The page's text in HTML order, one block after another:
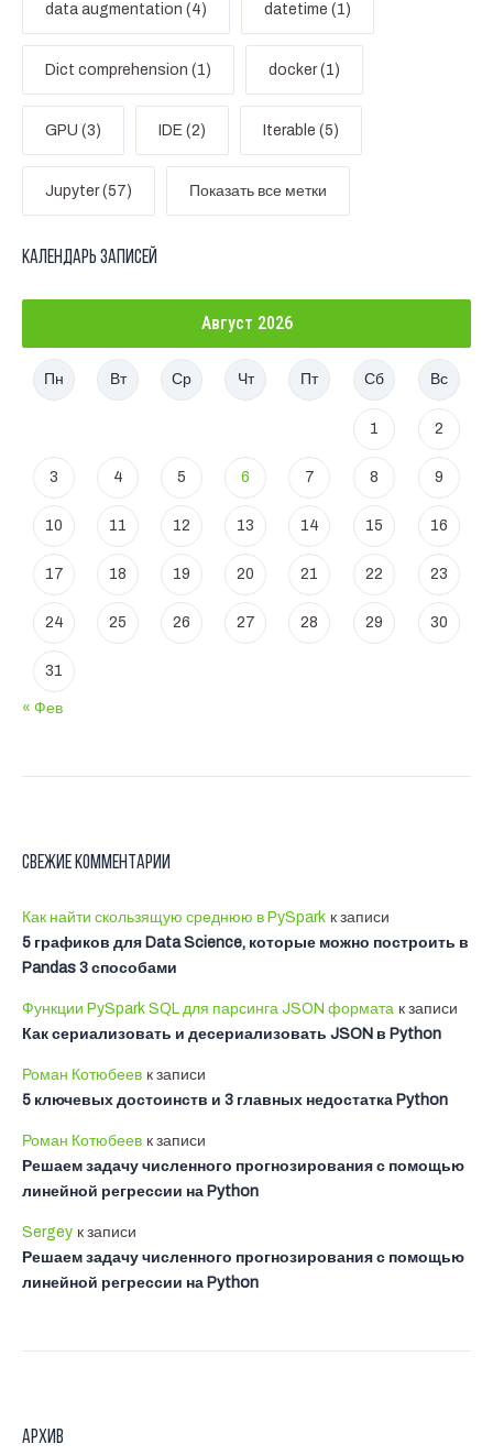
data augmentation (4) datetime (1)
Dict comprehension (1) docker (1)
GPU (3) IDE (2) Iterable (5)
Jupyter (57) Показать все метки
Календарь записей
Август 2026
Пн Вт Ср Чт Пт Сб Вс
1 2
3 4 5 6 7 8 9
10 11 12 13 14 15 16
17 18 19 20 21 22 23
24 25 26 27 28 29 30
31
« Фев
Свежие комментарии
Как найти скользящую среднюю в PySpark к записи
5 графиков для Data Science, которые можно построить в
Pandas 3 способами
Функции PySpark SQL для парсинга JSON формата к записи
Как сериализовать и десериализовать JSON в Python
Роман Котюбеев к записи
5 ключевых достоинств и 3 главных недостатка Python
Роман Котюбеев к записи
Решаем задачу численного прогнозирования с помощью
линейной регрессии на Python
Sergey к записи
Решаем задачу численного прогнозирования с помощью
линейной регрессии на Python
Архив